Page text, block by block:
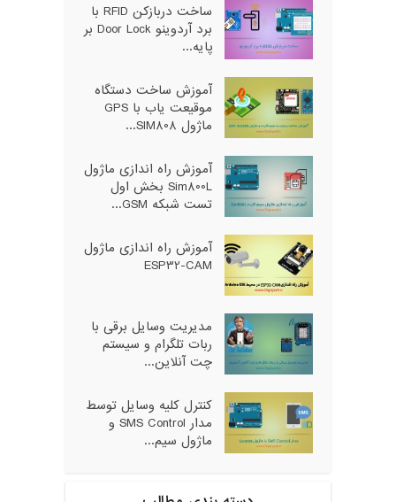
ساخت دربازکن RFID با
برد آردوینو Door Lock بر
پایه...
آموزش ساخت دستگاه
موقیعت یاب با GPS
ماژول SIM808...
آموزش راه اندازی ماژول
Sim800L بخش اول
تست شبکه GSM...
آموزش راه اندازی ماژول
ESP32-CAM
مدیریت وسایل برقی با
ربات تلگرام و سیستم
چت آنلاین...
کنترل کلیه وسایل توسط
مدار SMS Control و
ماژول سیم...